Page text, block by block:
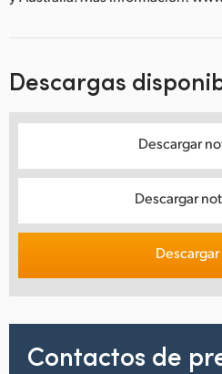
Descargas
Descargar
Descargar
Contactos de